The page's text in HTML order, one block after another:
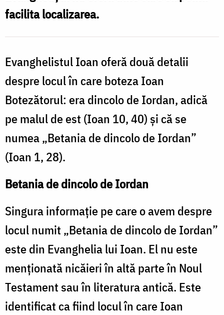
facilita localizarea.
Evanghelistul Ioan oferă două detalii
despre locul în care boteza Ioan
Botezătorul: era dincolo de Iordan, adică
pe malul de est (Ioan 10, 40) și că se
numea „Betania de dincolo de Iordan”
(Ioan 1, 28).
Betania de dincolo de Iordan
Singura informaţie pe care o avem despre
locul numit „Betania de dincolo de Iordan”
este din Evanghelia lui Ioan. El nu este
menţionată nicăieri în altă parte în Noul
Testament sau în literatura antică. Este
identificat ca fiind locul în care Ioan